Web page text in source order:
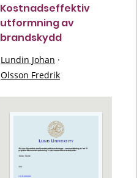
Kostnadseffektiv
utformning av
brandskydd
Lundin Johan ·
Olsson Fredrik